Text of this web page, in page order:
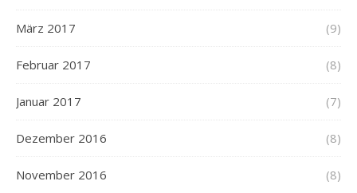
März 2017 (9)
Februar 2017 (8)
Januar 2017 (7)
Dezember 2016 (8)
November 2016 (8)